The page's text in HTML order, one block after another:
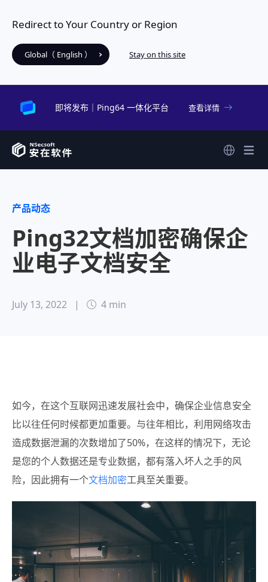
Redirect to Your Country or Region
Global（ English ） Stay on this site
即将发布｜Ping64 一体化平台 查看详情
产品动态
Ping32文档加密确保企
业电子文档安全
July 13, 2022 | 4 min
如今，在这个互联网迅速发展社会中，确保企业信息安全
比以往任何时候都更加重要。与往年相比，利用网络攻击
造成数据泄漏的次数增加了50%，在这样的情况下，无论
是您的个人数据还是专业数据，都有落入坏人之手的风
险，因此拥有一个文档加密工具至关重要。